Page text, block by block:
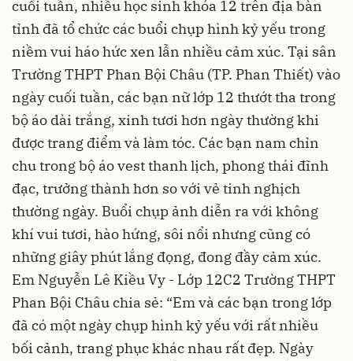
cuối tuần, nhiều học sinh khóa 12 trên địa bàn
tỉnh đã tổ chức các buổi chụp hình kỷ yếu trong
niềm vui háo hức xen lẫn nhiều cảm xúc. Tại sân
Trường THPT Phan Bội Châu (TP. Phan Thiết) vào
ngày cuối tuần, các bạn nữ lớp 12 thướt tha trong
bộ áo dài trắng, xinh tươi hơn ngày thường khi
được trang điểm và làm tóc. Các bạn nam chỉn
chu trong bộ áo vest thanh lịch, phong thái đĩnh
đạc, trưởng thành hơn so với vẻ tinh nghịch
thường ngày. Buổi chụp ảnh diễn ra với không
khí vui tươi, hào hứng, sôi nổi nhưng cũng có
những giây phút lắng đọng, đong đầy cảm xúc.
Em Nguyễn Lê Kiều Vy - Lớp 12C2 Trường THPT
Phan Bội Châu chia sẻ: “Em và các bạn trong lớp
đã có một ngày chụp hình kỷ yếu với rất nhiều
bối cảnh, trang phục khác nhau rất đẹp. Ngày